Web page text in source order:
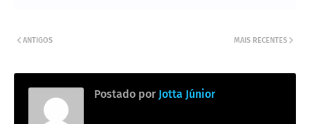
MAIS RECENTES
ANTIGOS
Postado por Jotta Júnior